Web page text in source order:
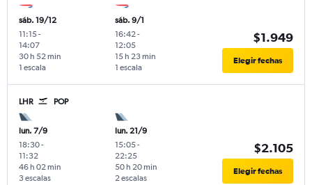
sáb. 19/12
11:15-
14:07
1 escala
30 h 52 min
sáb. 9/1
16:42 -
12:05
1 escala
15 h 23 min
$1.949
Elegir fechas
LHR POP
lun. 7/9
18:30-
11:32
3 escalas
46 h 02 min
lun. 21/9
15:05-
22:25
2 escalas
50 h 20 min
$2.105
Elegir fechas